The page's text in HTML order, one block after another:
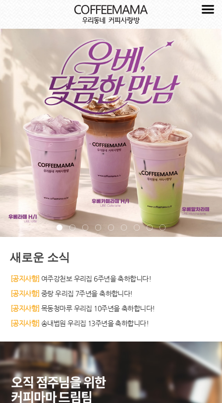
새로운 소식
[공지사항] 여주강천보 우리집 6주년을 축하합니다!
[공지사항] 중랑 우리집 7주년을 축하합니다!
[공지사항] 목동청마루 우리집 10주년을 축하합니다!
[공지사항] 송내법원 우리집 13주년을 축하합니다!